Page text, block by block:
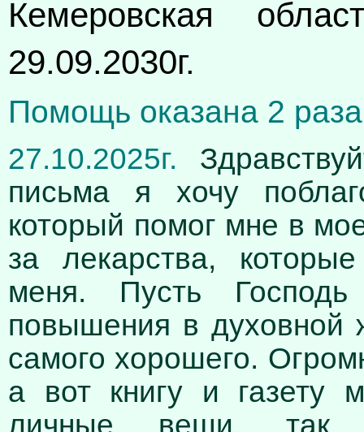
Кемеровская
29.09.2030г.
Помощь оказана 2
27.10.2025г.
письма я хочу
который помог мне в
за лекарства,
меня. Пусть
повышения в духовной
самого хорошего.
а вот книгу и газету
личные вещи, так